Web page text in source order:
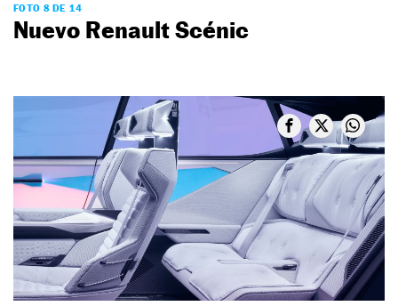
FOTO 8 DE 14
Nuevo Renault Scénic